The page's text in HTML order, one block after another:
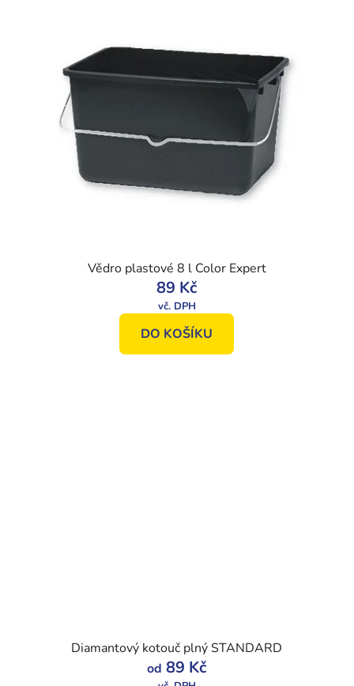
Vědro plastové 8 l Color Expert
89 Kč
DO KOŠÍKU
Diamantový kotouč plný STANDARD
od 89 Kč